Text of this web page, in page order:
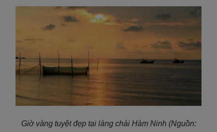
Giờ vàng tuyệt đẹp tại làng chài Hàm Ninh (Nguồn: